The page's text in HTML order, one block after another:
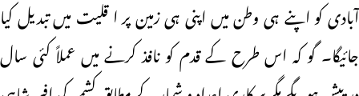
آبادی کو اپنے ہی وطن میں اپنی ہی زمین پر ا قلیت میں تبدیل کیا
جائیگا۔ گو کہ اس طرح کے قدم کو نافذ کرنے میں عملاً کئی سال